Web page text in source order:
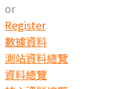
or
Register
數據資料
測站資料總覽
資料總覽